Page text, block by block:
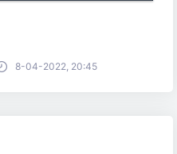
8-04-2022, 20:45